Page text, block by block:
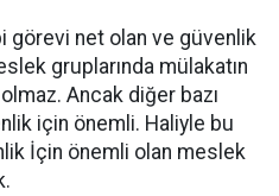
görevi net olan ve güvenlik
gruplarında mülakatın
olmaz. Ancak diğer bazı
için önemli. Haliyle bu
İçin önemli olan meslek